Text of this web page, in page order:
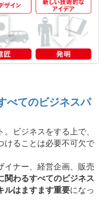
べてのビジネスパ
ビジネスをする上で、
けることは必要不可欠で
イナー、経営企画、販売
関わるすべてのビジネス
ルはますます重要になっ